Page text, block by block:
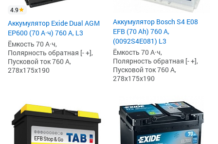
4.9
Аккумулятор Exide Dual AGM
EP600 (70 А·ч) 760 А, L3
Ёмкость 70 А·ч,
Полярность обратная [- +],
Пусковой ток 760 А,
278x175x190
Аккумулятор Bosch S4 E08
EFB (70 Ah) 760 А,
(0092S4E081) L3
Ёмкость 70 А·ч,
Полярность обратная [- +],
Пусковой ток 760 А,
278x175x190